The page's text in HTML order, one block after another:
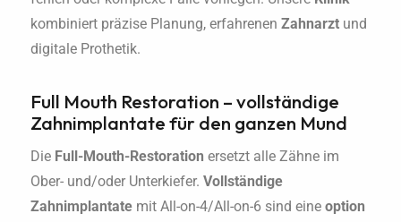
kombiniert präzise Planung, erfahrenen Zahnarzt und
digitale Prothetik.
Full Mouth Restoration – vollständige
Zahnimplantate für den ganzen Mund
Die Full-Mouth-Restoration ersetzt alle Zähne im
Ober- und/oder Unterkiefer. Vollständige
Zahnimplantate mit All-on-4/All-on-6 sind eine option